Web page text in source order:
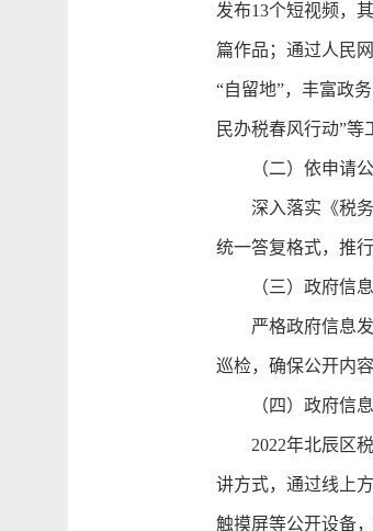
发布13个短视频，
篇作品；通过人民
“自留地”，丰富政
民办税春风行动”
（二）依申请公
深入落实《税务
统一答复格式，推
（三）政府信息
严格政府信息发
巡检，确保公开内
（四）政府信息
2022年北辰区税
讲方式，通过线上
触摸屏等公开设备